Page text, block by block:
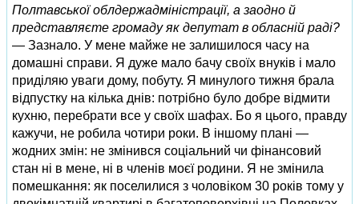
Полтавської облдержадміністрації, а заодно й
представляєте громаду як депутат в обласній раді?
— Зазнало. У мене майже не залишилося часу на
домашні справи. Я дуже мало бачу своїх внуків і мало
приділяю уваги дому, побуту. Я минулого тижня брала
відпустку на кілька днів: потрібно було добре відмити
кухню, перебрати все у своїх шафах. Бо я цього, правду
кажучи, не робила чотири роки. В іншому плані —
жодних змін: не змінився соціальний чи фінансовий
стан ні в мене, ні в членів моєї родини. Я не змінила
помешкання: як поселилися з чоловіком 30 років тому у